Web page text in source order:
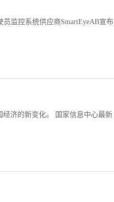
监控系统供应商SmartEyeAB宣布
济的新变化。 国家信息中心最新